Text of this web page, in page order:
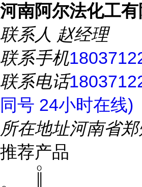
河南阿尔法化工有
联系人 赵经理
联系手机
联系电话
同号 24小时在线)
所在地址河南省
推荐产品